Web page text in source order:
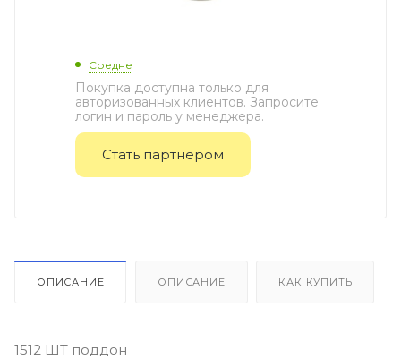
Средне
Покупка доступна только для
авторизованных клиентов. Запросите
логин и пароль у менеджера.
Стать партнером
ОПИСАНИЕ ОПИСАНИЕ КАК КУПИТЬ
1512 ШТ поддон